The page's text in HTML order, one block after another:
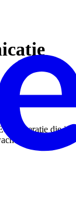
met de
generatie die